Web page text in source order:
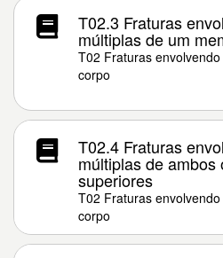
T02.3 Fraturas
múltiplas de um
T02 Fraturas
corpo
T02.4 Fraturas
múltiplas de ambos
superiores
T02 Fraturas
corpo